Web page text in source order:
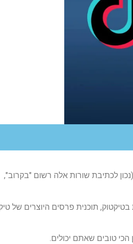
לכתיבת שורות אלה רשום "בקרוב",
בטיקטוק, תוכנית פרסים היוצרים של
טובים שאתם יכולים.